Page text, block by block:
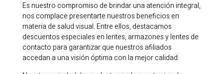
Es nuestro compromiso de brindar una atención integral,
nos complace presentarte nuestros beneficios en
materia de salud visual. Entre ellos, destacamos
descuentos especiales en lentes, armazones y lentes de
contacto para garantizar que nuestros afiliados
accedan a una visión óptima con la mejor calidad.